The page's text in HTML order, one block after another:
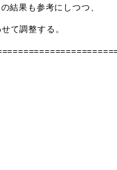
結果も参考にしつつ、
て調整する。